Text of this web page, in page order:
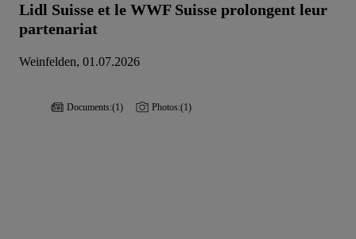
Lidl Suisse et le WWF Suisse prolongent leur
partenariat
Weinfelden, 01.07.2026
Documents:(1) Photos:(1)